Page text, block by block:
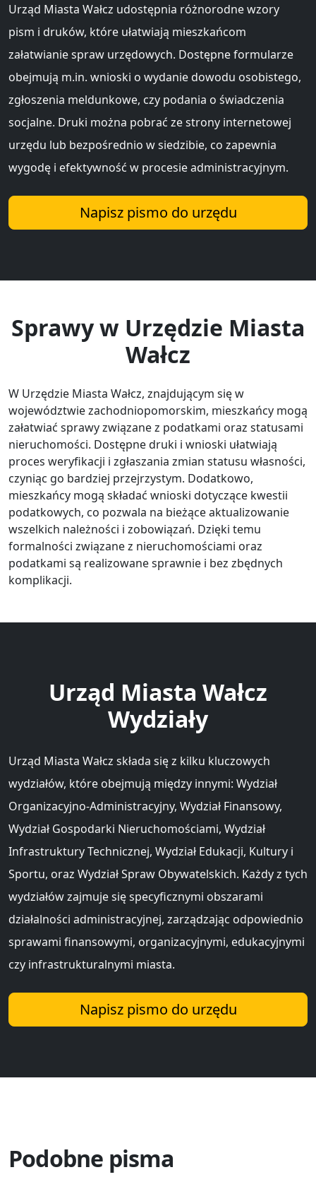
Urząd Miasta Wałcz udostępnia różnorodne wzory
pism i druków, które ułatwiają mieszkańcom
załatwianie spraw urzędowych. Dostępne formularze
obejmują m.in. wnioski o wydanie dowodu osobistego,
zgłoszenia meldunkowe, czy podania o świadczenia
socjalne. Druki można pobrać ze strony internetowej
urzędu lub bezpośrednio w siedzibie, co zapewnia
wygodę i efektywność w procesie administracyjnym.
Napisz pismo do urzędu
Sprawy w Urzędzie Miasta
Wałcz
W Urzędzie Miasta Wałcz, znajdującym się w
województwie zachodniopomorskim, mieszkańcy mogą
załatwiać sprawy związane z podatkami oraz statusami
nieruchomości. Dostępne druki i wnioski ułatwiają
proces weryfikacji i zgłaszania zmian statusu własności,
czyniąc go bardziej przejrzystym. Dodatkowo,
mieszkańcy mogą składać wnioski dotyczące kwestii
podatkowych, co pozwala na bieżące aktualizowanie
wszelkich należności i zobowiązań. Dzięki temu
formalności związane z nieruchomościami oraz
podatkami są realizowane sprawnie i bez zbędnych
komplikacji.
Urząd Miasta Wałcz
Wydziały
Urząd Miasta Wałcz składa się z kilku kluczowych
wydziałów, które obejmują między innymi: Wydział
Organizacyjno-Administracyjny, Wydział Finansowy,
Wydział Gospodarki Nieruchomościami, Wydział
Infrastruktury Technicznej, Wydział Edukacji, Kultury i
Sportu, oraz Wydział Spraw Obywatelskich. Każdy z tych
wydziałów zajmuje się specyficznymi obszarami
działalności administracyjnej, zarządzając odpowiednio
sprawami finansowymi, organizacyjnymi, edukacyjnymi
czy infrastrukturalnymi miasta.
Napisz pismo do urzędu
Podobne pisma